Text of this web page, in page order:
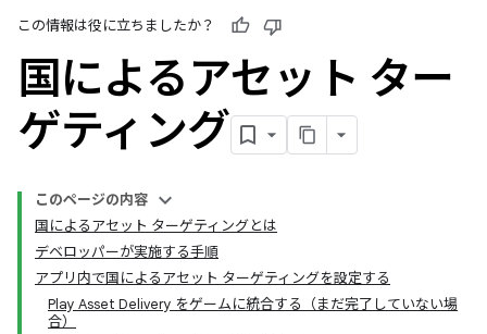
この情報は役に立ちましたか？
国によるアセット ター
ゲティング
このページの内容
国によるアセット ターゲティングとは
デベロッパーが実施する手順
アプリ内で国によるアセット ターゲティングを設定する
Play Asset Delivery をゲームに統合する（まだ完了していない場
合）